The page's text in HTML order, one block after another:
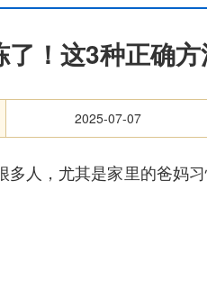
！这3种正确
2025-07-07
人，尤其是家里的爸妈